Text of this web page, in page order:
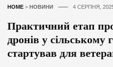
HOME > НОВИНИ 4 СЕРПНЯ,
Практичний етап
дронів у сільському
стартував для